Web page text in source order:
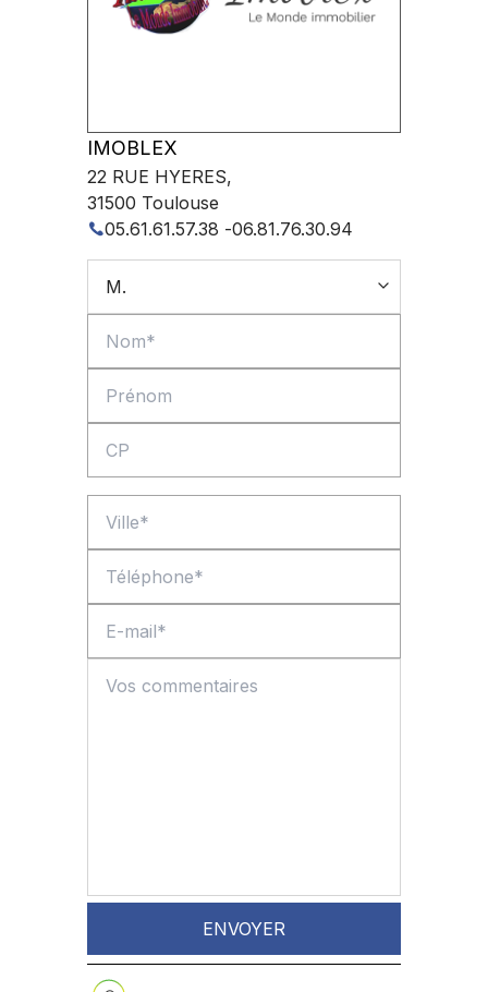
IMOBLEX
22 RUE HYERES,
31500 Toulouse
05.61.61.57.38 -06.81.76.30.94
ENVOYER